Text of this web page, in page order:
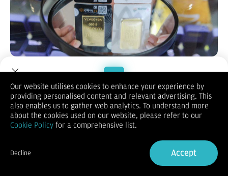
Bloomberg Technoz, Jakarta- PT Pegadaian (Persero) telah
merilis daftar harga emas untuk perdagangan hari ini.
Bagaimanakah perkembangan harga emas di Pegadaian
selengkapnya?
Pada Selasa (29/4/2025), harga emas batangan cetakan PT
Aneka Tambang (Persero) Tbk di Pegadaian untuk ukuran 0,5
gram adalah Rp 1.074.000. Tutun Rp 3.000 dibandingkan
posisi kemarin.
Sementara untuk ukuran 1 gram, harga emas Antam di
Pegadaian adalah Rp 2.043.000. Melemah Rp 5.000 dari hari
Welcome to Dupoin.
Trade with a Trusted Broker
Sign in
Our website utilises cookies to enhance your experience by
providing personalised content and relevant advertising. This
also enables us to gather web analytics. To understand more
about the cookies used on our website, please refer to our
Cookie Policy for a comprehensive list.
Decline Accept